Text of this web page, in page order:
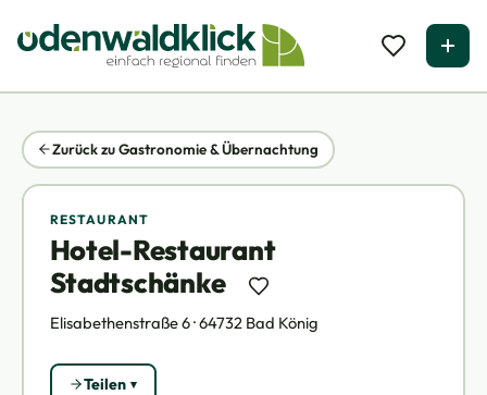
Zurück zu Gastronomie & Übernachtung
RESTAURANT
Hotel-Restaurant
Stadtschänke
Elisabethenstraße 6 · 64732 Bad König
Teilen